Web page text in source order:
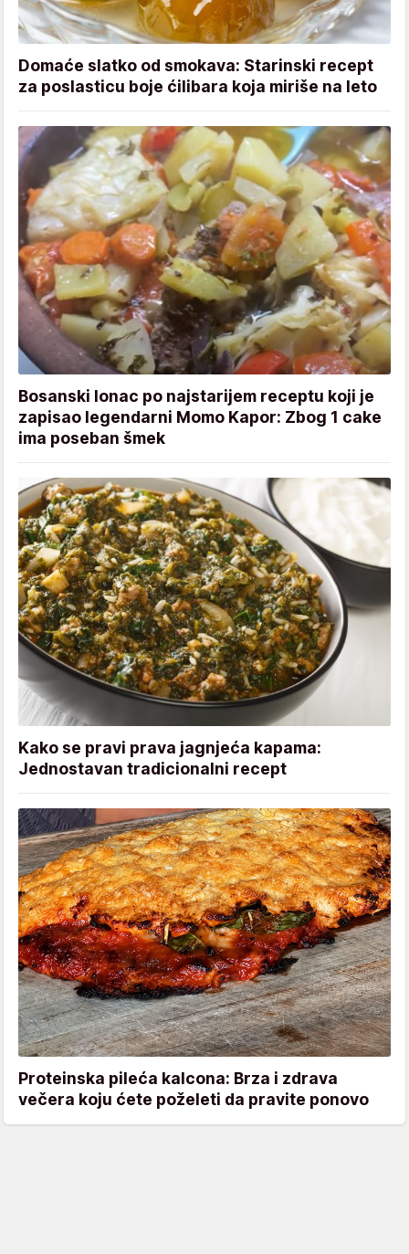
Domaće slatko od smokava: Starinski recept
za poslasticu boje ćilibara koja miriše na leto
Bosanski lonac po najstarijem receptu koji je
zapisao legendarni Momo Kapor: Zbog 1 cake
ima poseban šmek
Kako se pravi prava jagnjeća kapama:
Jednostavan tradicionalni recept
Proteinska pileća kalcona: Brza i zdrava
večera koju ćete poželeti da pravite ponovo